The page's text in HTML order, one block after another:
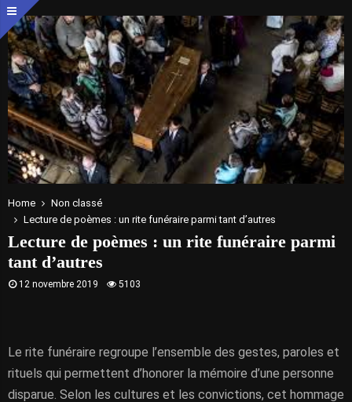
Home
Non classé
Lecture de poèmes : un rite funéraire parmi tant d’autres
Lecture de poèmes : un rite funéraire parmi
tant d’autres
12 novembre 2019 5103
Le rite funéraire regroupe l’ensemble des gestes, paroles et
rituels qui permettent d’honorer la mémoire d’une personne
disparue. Selon les cultures et les convictions, cet hommage